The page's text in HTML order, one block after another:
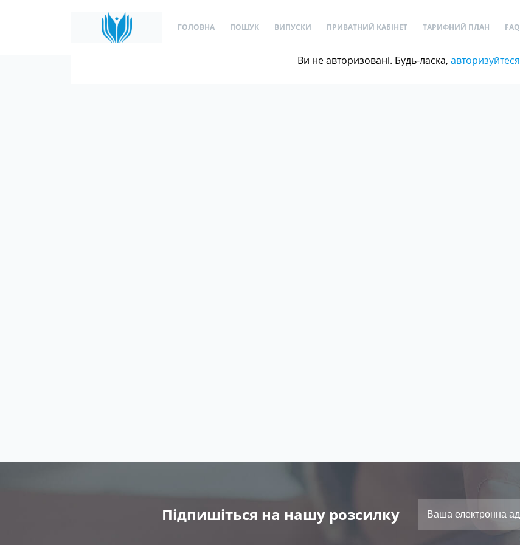
ГОЛОВНА ПОШУК ВИПУСКИ ПРИВАТНИЙ КАБІНЕТ ТАРИФНИЙ ПЛАН FAQ
Ви не авторизовані. Будь-ласка, авторизуйтеся
Підпишіться на нашу розсилку